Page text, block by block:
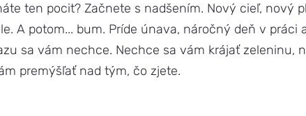
ten pocit? Začnete s nadšením. Nový cieľ, nový
A potom... bum. Príde únava, náročný deň v práci
sa vám nechce. Nechce sa vám krájať zeleninu,
premýšľať nad tým, čo zjete.